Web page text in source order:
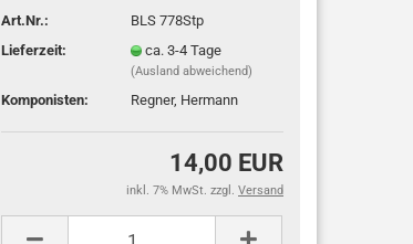
Art.Nr.:
BLS 778Stp
Lieferzeit:
ca. 3-4 Tage
(Ausland abweichend)
Komponisten: Regner, Hermann
14,00 EUR
inkl. 7% MwSt. zzgl. Versand